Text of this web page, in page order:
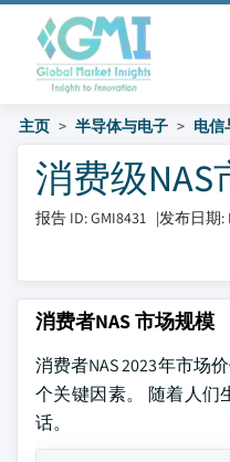
主页 半导体与电子 电信
消费级NAS
报告 ID: GMI8431 |发布日期:
消费者NAS 市场规模
消费者NAS 2023年市场
个关键因素。 随着人
话。